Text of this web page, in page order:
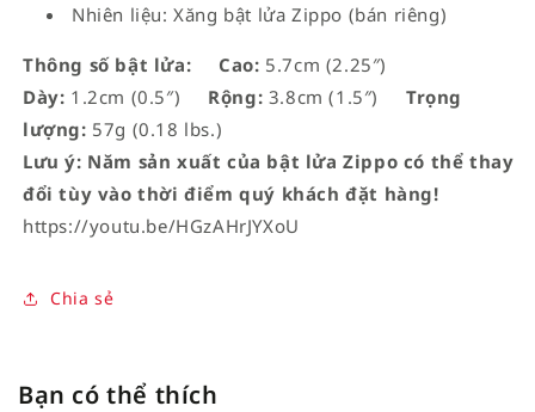
Nhiên liệu: Xăng bật lửa Zippo (bán riêng)
Thông số bật lửa: Cao: 5.7cm (2.25″)
Dày: 1.2cm (0.5″) Rộng: 3.8cm (1.5″)
Trọng
lượng: 57g (0.18 lbs.)
Lưu ý: Năm sản xuất của bật lửa Zippo có thể thay
đổi tùy vào thời điểm quý khách đặt hàng!
https://youtu.be/HGzAHrJYXoU
Chia sẻ
Bạn có thể thích